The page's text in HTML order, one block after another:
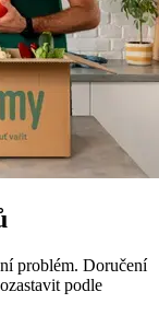
problém. Doručení
podle